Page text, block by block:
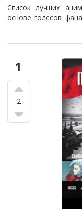
Список лучших
основе голосов
происходило с
разных жанров, но
Второй мировой
"Момент истины" и
произведения,
1
2